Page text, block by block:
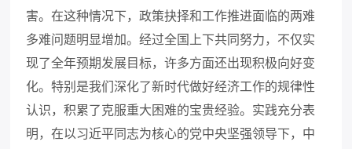
害。在这种情况下，政策抉择和工作推进面临的两难
多难问题明显增加。经过全国上下共同努力，不仅实
现了全年预期发展目标，许多方面还出现积极向好变
化。特别是我们深化了新时代做好经济工作的规律性
认识，积累了克服重大困难的宝贵经验。实践充分表
明，在以习近平同志为核心的党中央坚强领导下，中